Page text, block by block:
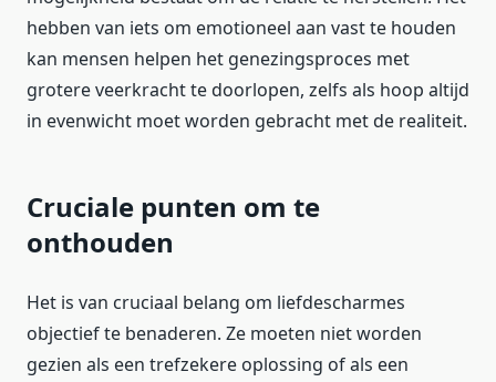
hebben van iets om emotioneel aan vast te houden
kan mensen helpen het genezingsproces met
grotere veerkracht te doorlopen, zelfs als hoop altijd
in evenwicht moet worden gebracht met de realiteit.
Cruciale punten om te
onthouden
Het is van cruciaal belang om liefdescharmes
objectief te benaderen. Ze moeten niet worden
gezien als een trefzekere oplossing of als een